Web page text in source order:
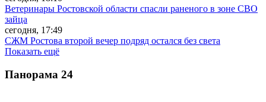
Ветеринары Ростовской области спасли раненого в зоне СВО
зайца
сегодня, 17:49
СЖМ Ростова второй вечер подряд остался без света
Показать ещё
Панорама 24